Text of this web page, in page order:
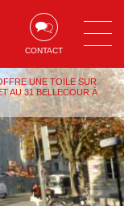
à la recherche
CONTACT
UNE TOILE SUR
AU 31 BELLECOUR À